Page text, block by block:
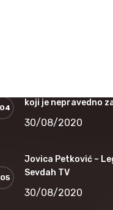
koji je nepravedno
30/08/2020
Jovica Petković –
Sevdah TV
30/08/2020